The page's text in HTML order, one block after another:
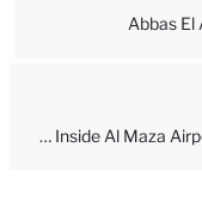
Pasage Inside Al Maza Airport, Sheraton Al Matar, El Nozha, El Ehli...